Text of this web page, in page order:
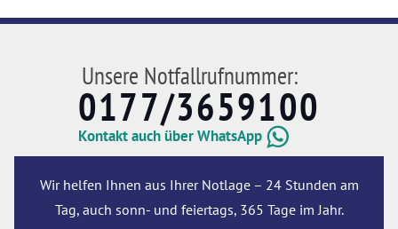
Unsere Notfallrufnummer:
0177/3659100
Kontakt auch über WhatsApp
Wir helfen Ihnen aus Ihrer Notlage – 24 Stunden am
Tag, auch sonn- und feiertags, 365 Tage im Jahr.